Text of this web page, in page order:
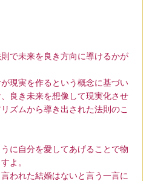
で未来を良き方向に導けるかが
現実を作るという概念に基づい
良き未来を想像して現実化させ
ズムから導き出された法則のこ
に自分を愛してあげることで物
よ。
われた結婚はないと言う一言に